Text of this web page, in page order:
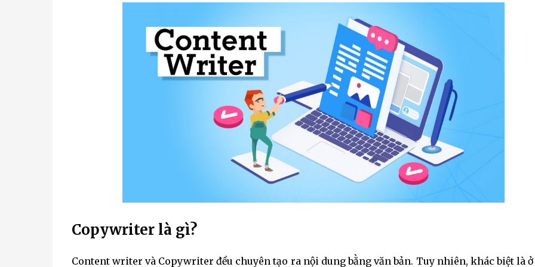
Copywriter là gì?
Content writer và Copywriter đều chuyên tạo ra nội dung bằng văn bản. Tuy nhiên, khác biệt là